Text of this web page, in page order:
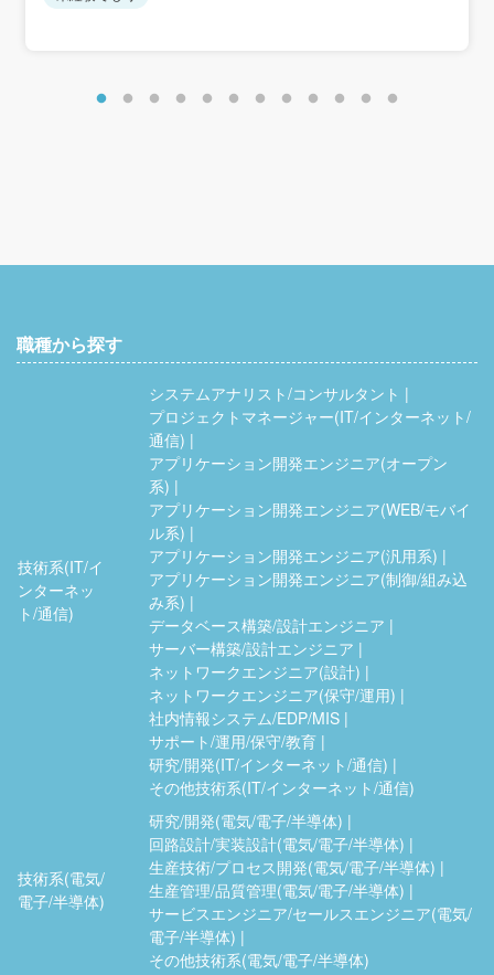
職種から探す
技術系(IT/イ
ンターネッ
ト/通信)
システムアナリスト/コンサルタント
プロジェクトマネージャー(IT/インターネット/
通信)
アプリケーション開発エンジニア(オープン
系)
アプリケーション開発エンジニア(WEB/モバイ
ル系)
アプリケーション開発エンジニア(汎用系)
アプリケーション開発エンジニア(制御/組み込
み系)
データベース構築/設計エンジニア
サーバー構築/設計エンジニア
ネットワークエンジニア(設計)
ネットワークエンジニア(保守/運用)
社内情報システム/EDP/MIS
サポート/運用/保守/教育
研究/開発(IT/インターネット/通信)
その他技術系(IT/インターネット/通信)
技術系(電気/
電子/半導体)
研究/開発(電気/電子/半導体)
回路設計/実装設計(電気/電子/半導体)
生産技術/プロセス開発(電気/電子/半導体)
生産管理/品質管理(電気/電子/半導体)
サービスエンジニア/セールスエンジニア(電気/
電子/半導体)
その他技術系(電気/電子/半導体)